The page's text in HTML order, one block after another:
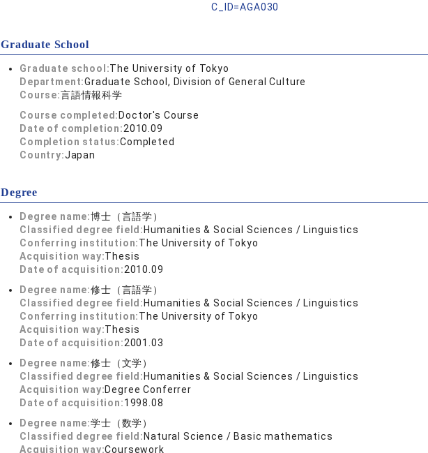
C_ID=AGA030
Graduate School
Graduate school:The University of Tokyo
Department:Graduate School, Division of General Culture
Course:言語情報科学
Course completed: Doctor's Course
Date of completion:2010.09
Completion status:Completed
Country:Japan
Degree
Degree name:博士（言語学）
Classified degree field: Humanities & Social Sciences / Linguistics
Conferring institution:The University of Tokyo
Acquisition way:Thesis
Date of acquisition:2010.09
Degree name:修士（言語学）
Classified degree field: Humanities & Social Sciences / Linguistics
Conferring institution:The University of Tokyo
Acquisition way:Thesis
Date of acquisition:2001.03
Degree name:修士（文学）
Classified degree field: Humanities & Social Sciences / Linguistics
Acquisition way:Degree Conferrer
Date of acquisition:1998.08
Degree name:学士（数学）
Classified degree field: Natural Science / Basic mathematics
Acquisition way:Coursework